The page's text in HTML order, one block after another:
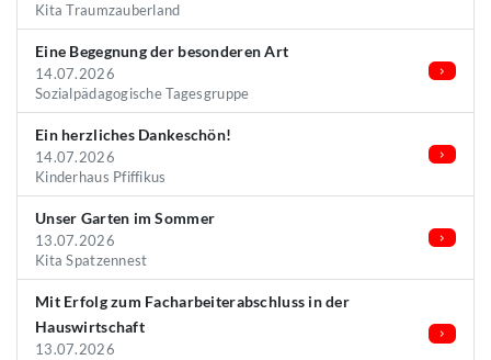
Kita Traumzauberland
Eine Begegnung der besonderen Art
14.07.2026
Sozialpädagogische Tagesgruppe
Ein herzliches Dankeschön!
14.07.2026
Kinderhaus Pfiffikus
Unser Garten im Sommer
13.07.2026
Kita Spatzennest
Mit Erfolg zum Facharbeiterabschluss in der
Hauswirtschaft
13.07.2026